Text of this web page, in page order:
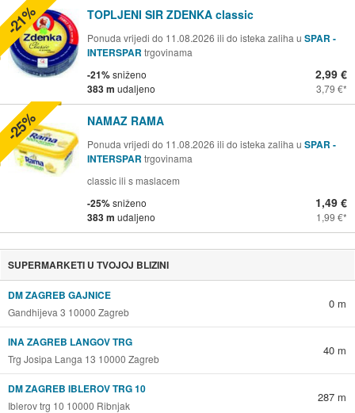
TOPLJENI SIR ZDENKA classic
Ponuda vrijedi do 11.08.2026 ili do isteka zaliha u SPAR -
INTERSPAR trgovinama
-21%sniženo
383 m udaljeno
2,99 €
3,79 €
-21%
NAMAZ RAMA
Ponuda vrijedi do 11.08.2026 ili do isteka zaliha u SPAR -
INTERSPAR trgovinama
classic ili s maslacem
-25%sniženo
383 m udaljeno
1,49 €
1,99 €
-25%
SUPERMARKETI U TVOJOJ BLIZINI
DM ZAGREB GAJNICE
Gandhijeva 3 10000 Zagreb
0 m
INA ZAGREB LANGOV TRG
Trg Josipa Langa 13 10000 Zagreb
40 m
DM ZAGREB IBLEROV TRG 10
Iblerov trg 10 10000 Ribnjak
287 m